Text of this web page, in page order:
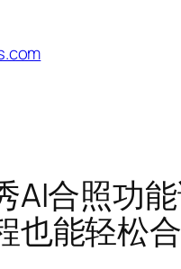
AI合照功
也能轻松